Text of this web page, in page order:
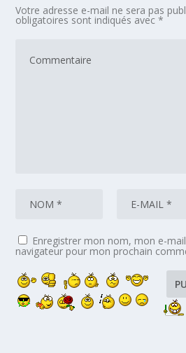
Votre adresse e-mail ne sera pas
obligatoires sont indiqués avec*
Enregistrer mon nom, mon e-
navigateur pour mon prochain